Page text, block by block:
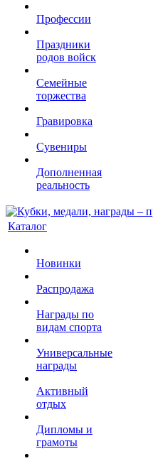
Профессии
Праздники
родов войск
Семейные
торжества
Гравировка
Сувениры
Дополненная
реальность
Каталог
Новинки
Распродажа
Награды по
видам спорта
Универсальные
награды
Активный
отдых
Дипломы и
грамоты